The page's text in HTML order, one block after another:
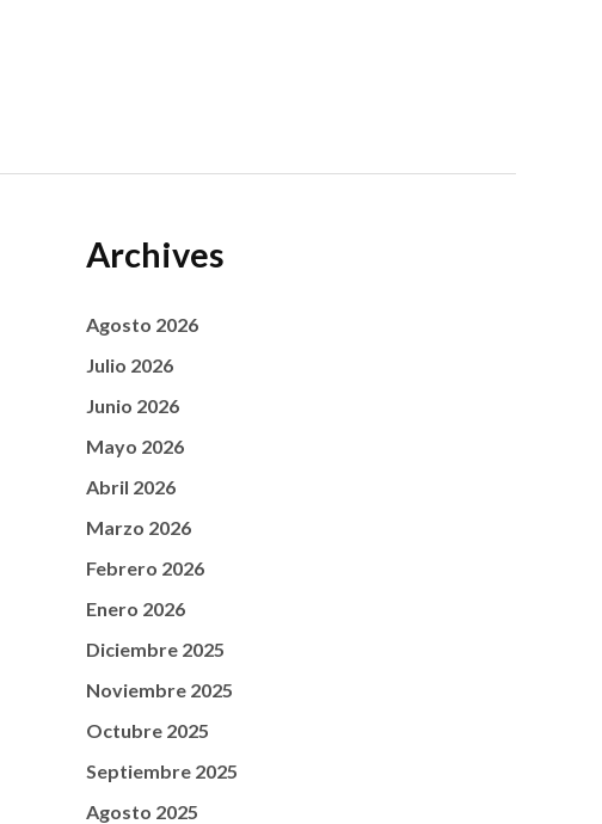
Archives
Agosto 2026
Julio 2026
Junio 2026
Mayo 2026
Abril 2026
Marzo 2026
Febrero 2026
Enero 2026
Diciembre 2025
Noviembre 2025
Octubre 2025
Septiembre 2025
Agosto 2025